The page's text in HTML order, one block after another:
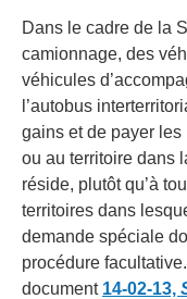
Dans le cadre de la
camionnage, des
véhicules
l’autobus
gains et de payer les
ou au territoire dans
réside, plutôt qu’à
territoires dans
demande spéciale
procédure
document 14-02-13,